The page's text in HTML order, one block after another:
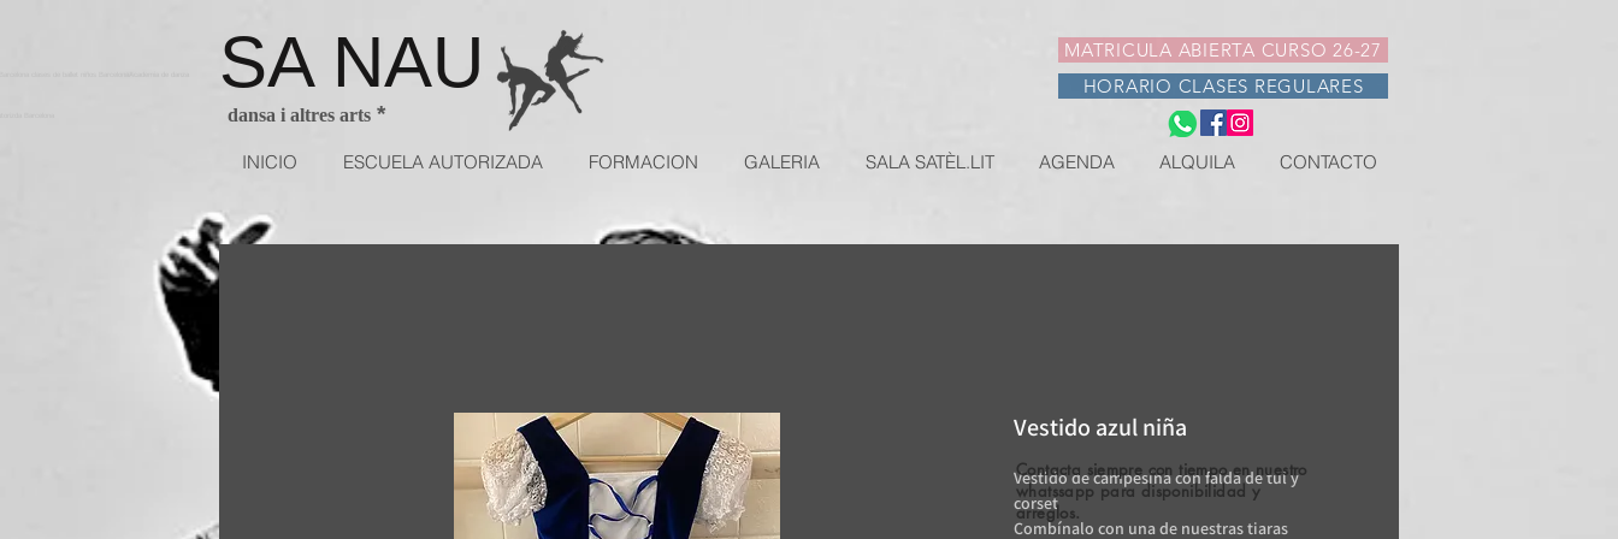
SA NAU
dansa i altres arts *
MATRICULA ABIERTA CURSO 26-27
HORARIO CLASES REGULARES
INICIO ESCUELA AUTORIZADA FORMACION GALERIA SALA SATÈL.LIT AGENDA ALQUILA CONTACTO
Vestido azul niña
Vestido de campesina con falda de tul y
corset
Combínalo con una de nuestras tiaras
Contacta siempre con tiempo en nuestro
whatssapp para disponibilidad y
arreglos.